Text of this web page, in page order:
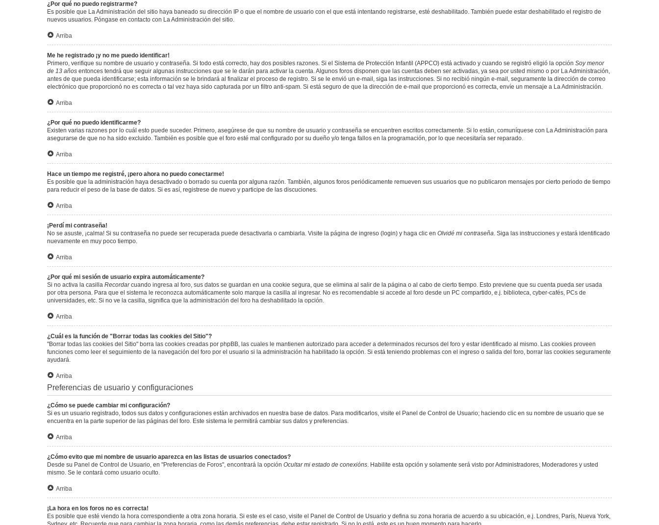
¿Por qué no puedo registrarme?
Es posible que La Administración del sitio haya baneado su dirección IP o que el nombre de usuario con el que está intentando registrarse, esté deshabilitado. También puede estar deshabilitado el registro de
nuevos usuarios. Póngase en contacto con La Administración del sitio.
Arriba
Me he registrado ¡y no me puedo identificar!
Primero, verifique su nombre de usuario y contraseña. Si todo está correcto, hay dos posibles razones. Si el Sistema de Protección Infantil (APPCO) está activado y cuando se registró eligió la opción Soy menor
de 13 años entonces tendrá que seguir algunas instrucciones que se le darán para activar la cuenta. Algunos foros disponen que las cuentas deben ser activadas, ya sea por usted mismo o por La Administración,
antes de que pueda identificarse; esta información se le brindará al finalizar el proceso de registro. Si se le envió un e-mail, siga las instrucciones. Si no recibió ningún e-mail, seguramente la dirección de correo
electrónico que proporcionó no es correcta o tal vez haya sido capturada por un filtro anti-spam. Si está seguro de que la dirección de e-mail que proporcionó es correcta, envíe un mensaje a La Administración.
Arriba
¿Por qué no puedo identificarme?
Existen varias razones por lo cuál esto puede suceder. Primero, asegúrese de que su nombre de usuario y contraseña se encuentren escritos correctamente. Si lo están, comuníquese con La Administración para
asegurarse de que no ha sido excluido. También es posible que el foro esté mal configurado por su dueño y/o tenga fallos en la programación, por lo que necesitaría ser reparado.
Arriba
Hace un tiempo me registré, ¡pero ahora no puedo conectarme!
Es posible que la administración haya desactivado o borrado su cuenta por alguna razón. También, algunos foros periódicamente remueven sus usuarios que no publicaron mensajes por cierto periodo de tiempo
para reducir el peso de la base de datos. Si es así, registrese de nuevo y participe de las discuciones.
Arriba
¡Perdí mi contraseña!
No se asuste, ¡calma! Si su contraseña no puede ser recuperada puede desactivarla o cambiarla. Visite la página de ingreso (login) y haga clic en Olvidé mi contraseña. Siga las instrucciones y estará identificado
nuevamente en muy poco tiempo.
Arriba
¿Por qué mi sesión de usuario expira automáticamente?
Si no activa la casilla Recordarcuando ingresa al foro, sus datos se guardan en una cookie segura, que se elimina al salir de la página o al cabo de cierto tiempo. Esto previene que su cuenta pueda ser usada
por otra persona. Para que el sistema le reconozca automáticamente solo marque la casilla al ingresar. No es recomendable si accede al foro desde un PC compartido, e.j. biblioteca, cyber-cafés, PCs de
universidades, etc. Si no ve la casilla, significa que la administración del foro ha deshabilitado la opción.
Arriba
¿Cuál es la función de "Borrar todas las cookies del Sitio"?
"Borrar todas las cookies del Sitio" borra las cookies creadas por phpBB, las cuales le mantienen autorizado para acceder a determinados recursos del foro y estar identificado al mismo. Las cookies proveen
funciones como leer el seguimiento de la navegación del foro por el usuario si la administración ha habilitado la opción. Si está teniendo problemas con el ingreso o salida del foro, borrar las cookies seguramente
ayudará.
Arriba
Preferencias de usuario y configuraciones
¿Cómo se puede cambiar mi configuración?
Si es un usuario registrado, todos sus datos y configuraciones están archivados en nuestra base de datos. Para modificarlos, visite el Panel de Control de Usuario; haciendo clic en su nombre de usuario que se
encuentra en la parte superior de las páginas del foro. Este sistema le permitirá cambiar sus datos y preferencias.
Arriba
¿Cómo evito que mi nombre de usuario aparezca en las listas de usuarios conectados?
Desde su Panel de Control de Usuario, en "Preferencias de Foros", encontrará la opción Ocultar mi estado de conexións. Habilite esta opción y solamente será visto por Administradores, Moderadores y usted
mismo. Se le contará como usuario oculto.
Arriba
¡La hora en los foros no es correcta!
Es posible que esté viendo la hora correspondiente a otra zona horaria. Si este es el caso, visite el Panel de Control de Usuario y defina su zona horaria de acuerdo a su ubicación, e.j. Londres, París, Nueva York,